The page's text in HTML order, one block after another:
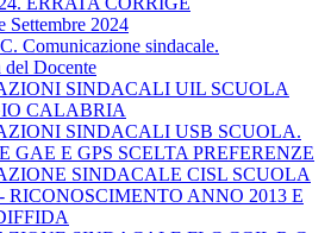
Settembre 2024
Comunicazione sindacale.
Docente
SINDACALI UIL SCUOLA
CALABRIA
SINDACALI USB SCUOLA.
GAE E GPS SCELTA PREFERENZE
SINDACALE CISL SCUOLA
RICONOSCIMENTO ANNO 2013 E